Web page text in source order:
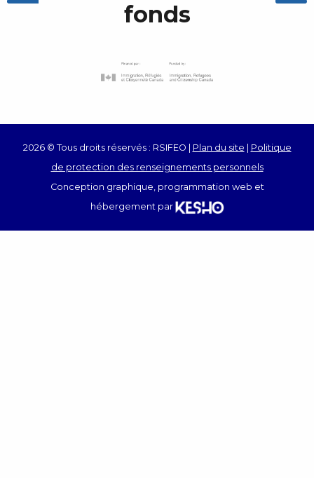
fonds
2026 © Tous droits réservés : RSIFEO | Plan du site
Politique
de protection des renseignements personnels
Conception graphique, programmation web et
hébergement par